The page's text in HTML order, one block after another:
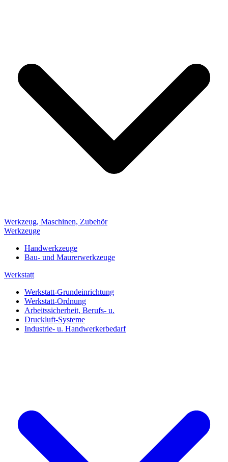
Werkzeug, Maschinen, Zubehör
Werkzeuge
Handwerkzeuge
Bau- und Maurerwerkzeuge
Werkstatt
Werkstatt-Grundeinrichtung
Werkstatt-Ordnung
Arbeitssicherheit, Berufs- u.
Druckluft-Systeme
Industrie- u. Handwerkerbedarf